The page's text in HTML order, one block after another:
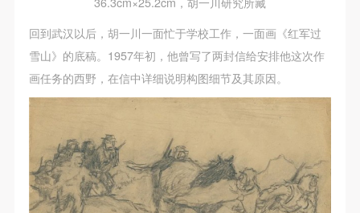
回到武汉以后，胡一川一面忙于学校工作，一面画《红军过
雪山》的底稿。1957年初，他曾写了两封信给安排他这次作
画任务的西野，在信中详细说明构图细节及其原因。